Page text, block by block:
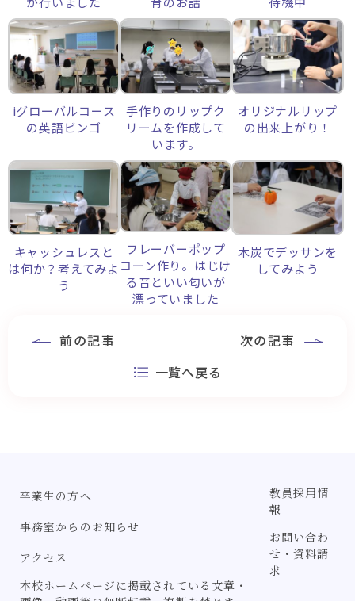
iグローバルコース
の英語ビンゴ
手作りのリップク
リームを作成して
います。
オリジナルリップ
の出来上がり！
キャッシュレスと
は何か？考えてみよ
う
フレーバーポップ
コーン作り。はじけ
る音といい匂いが
漂っていました
木炭でデッサンを
してみよう
前の記事
一覧へ戻る
次の記事
卒業生の方へ
事務室からのお知らせ
アクセス
本校ホームページに掲載されている文章・
教員採用情
報
お問い合わ
せ・資料請
求